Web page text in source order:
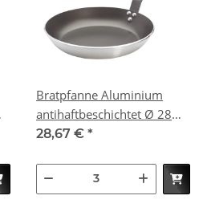
Bratpfanne Aluminium
antihaftbeschichtet Ø 28
cm
28,67 € *